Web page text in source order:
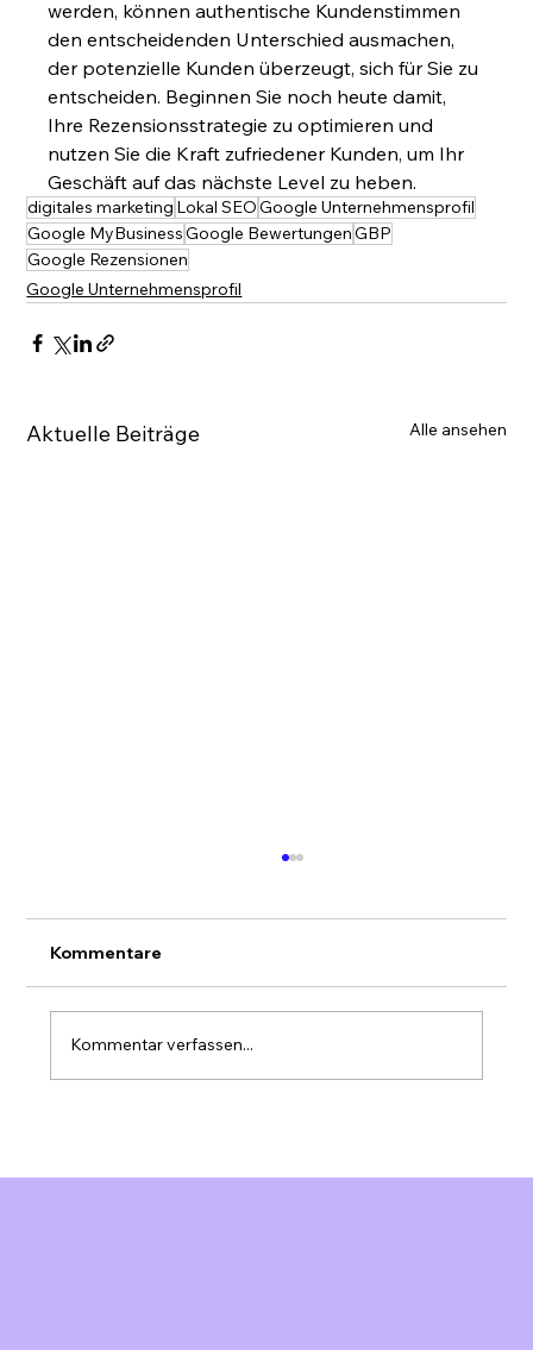
werden, können authentische Kundenstimmen
den entscheidenden Unterschied ausmachen,
der potenzielle Kunden überzeugt, sich für Sie zu
entscheiden. Beginnen Sie noch heute damit,
Ihre Rezensionsstrategie zu optimieren und
nutzen Sie die Kraft zufriedener Kunden, um Ihr
Geschäft auf das nächste Level zu heben.
digitales marketing Lokal SEOGoogle Unternehmensprofil
Google MyBusinessGoogle BewertungenGBP
Google Rezensionen
Google Unternehmensprofil
Aktuelle Beiträge Alle ansehen
Kommentare
Kommentar verfassen...